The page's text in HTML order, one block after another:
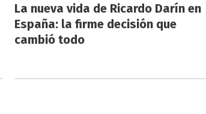
La nueva vida de Ricardo Darín en
España: la firme decisión que
cambió todo